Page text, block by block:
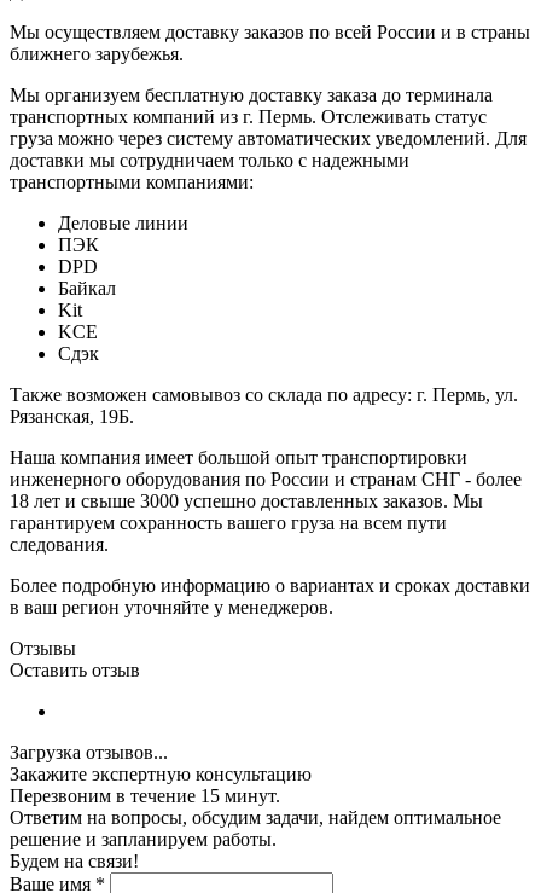
Мы осуществляем доставку заказов по всей России и в страны
ближнего зарубежья.
Мы организуем бесплатную доставку заказа до терминала
транспортных компаний из г. Пермь. Отслеживать статус
груза можно через систему автоматических уведомлений. Для
доставки мы сотрудничаем только с надежными
транспортными компаниями:
Деловые линии
ПЭК
DPD
Байкал
Kit
KCE
Сдэк
Также возможен самовывоз со склада по адресу: г. Пермь, ул.
Рязанская, 19Б.
Наша компания имеет большой опыт транспортировки
инженерного оборудования по России и странам СНГ - более
18 лет и свыше 3000 успешно доставленных заказов. Мы
гарантируем сохранность вашего груза на всем пути
следования.
Более подробную информацию о вариантах и сроках доставки
в ваш регион уточняйте у менеджеров.
Отзывы
Оставить отзыв
Загрузка отзывов...
Закажите экспертную консультацию
Перезвоним в течение 15 минут.
Ответим на вопросы, обсудим задачи, найдем оптимальное
решение и запланируем работы.
Будем на связи!
Ваше имя *